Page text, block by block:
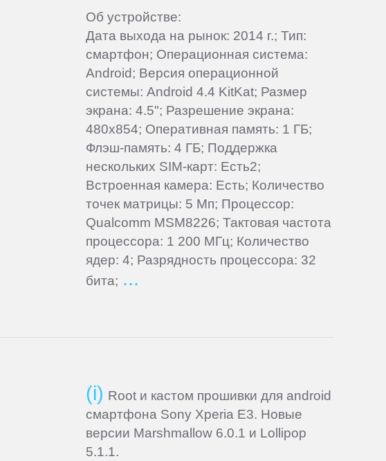
Об устройстве:
Дата выхода на рынок: 2014 г.; Тип:
смартфон; Операционная система:
Android; Версия операционной
системы: Android 4.4 KitKat; Размер
экрана: 4.5"; Разрешение экрана:
480x854; Оперативная память: 1 ГБ;
Флэш-память: 4 ГБ; Поддержка
нескольких SIM-карт: Есть2;
Встроенная камера: Есть; Количество
точек матрицы: 5 Мп; Процессор:
Qualcomm MSM8226; Тактовая частота
процессора: 1 200 МГц; Количество
ядер: 4; Разрядность процессора: 32
бита;
Root и кастом прошивки для android
смартфона Sony Xperia E3. Новые
версии Marshmallow 6.0.1 и Lollipop
5.1.1.